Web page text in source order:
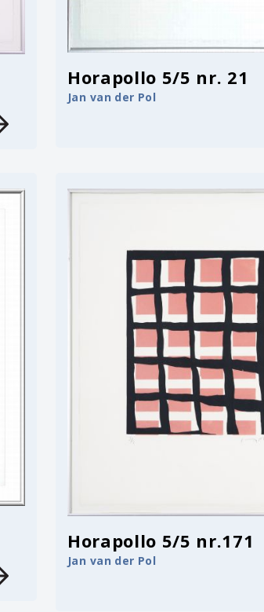
Horapollo 5/5 nr. 21
Jan van der Pol
Horapollo 5/5 nr.171
Jan van der Pol